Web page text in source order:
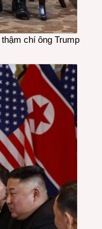
chí ông Trump